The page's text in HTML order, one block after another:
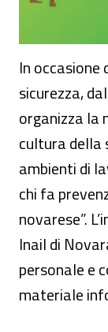
In
sicurezza,
organizza la
cultura della
ambienti di
chi fa
novarese”.
Inail di
personale e
materiale